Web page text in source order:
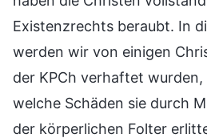
Existenzrechts beraubt. In
werden wir von einigen
der KPCh verhaftet
welche Schäden sie durch
der körperlichen Folter